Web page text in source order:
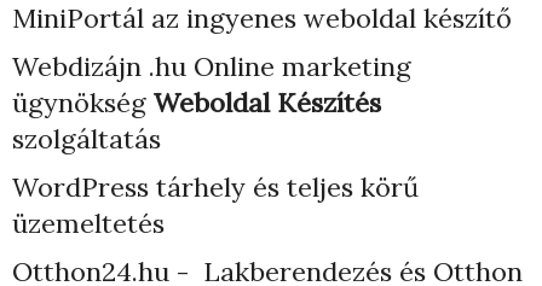
MiniPortál az ingyenes weboldal készítő
Webdizájn .hu Online marketing
ügynökség Weboldal Készítés
szolgáltatás
WordPress tárhely és teljes körű
üzemeltetés
Otthon24.hu - Lakberendezés és Otthon